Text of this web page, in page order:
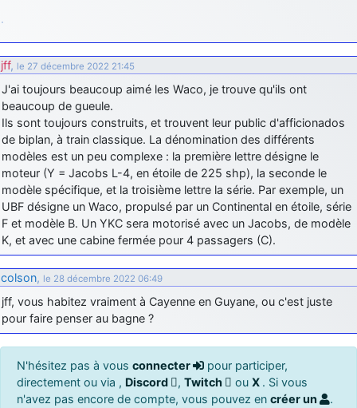
jff, le 27 décembre 2022 21:45
J'ai toujours beaucoup aimé les Waco, je trouve qu'ils ont
beaucoup de gueule.
Ils sont toujours construits, et trouvent leur public d'afficionados
de biplan, à train classique. La dénomination des différents
modèles est un peu complexe : la première lettre désigne le
moteur (Y = Jacobs L-4, en étoile de 225 shp), la seconde le
modèle spécifique, et la troisième lettre la série. Par exemple, un
UBF désigne un Waco, propulsé par un Continental en étoile, série
F et modèle B. Un YKC sera motorisé avec un Jacobs, de modèle
K, et avec une cabine fermée pour 4 passagers (C).
colson, le 28 décembre 2022 06:49
jff, vous habitez vraiment à Cayenne en Guyane, ou c'est juste
pour faire penser au bagne ?
N'hésitez pas à vous connecter
pour participer,
directement ou via , Discord , Twitch ou X . Si vous
n'avez pas encore de compte, vous pouvez en créer un .